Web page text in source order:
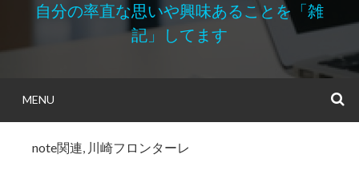
自分の率直な思いや興味あることを「雑
記」してます
MENU
note関連, 川崎フロンターレ